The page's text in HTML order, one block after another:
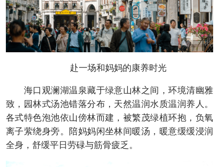
赴一场和妈妈的康养时光
海口观澜湖温泉藏于绿意山林之间，环境清幽雅
致，园林式汤池错落分布，天然温润水质温润养人。
各式特色泡池依山傍林而建，被繁茂绿植环抱，负氧
离子萦绕身旁。陪妈妈闲坐林间暖汤，暖意缓缓浸润
全身，舒缓平日劳碌与筋骨疲乏。